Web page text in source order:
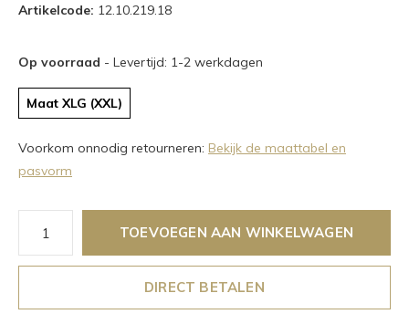
Artikelcode: 12.10.219.18
Op voorraad - Levertijd: 1-2 werkdagen
Maat XLG (XXL)
Voorkom onnodig retourneren: Bekijk de maattabel en
pasvorm
TOEVOEGEN AAN WINKELWAGEN
DIRECT BETALEN